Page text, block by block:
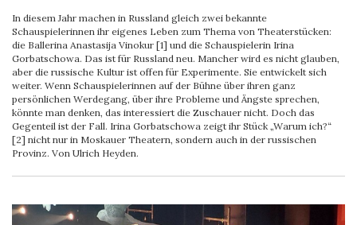
In diesem Jahr machen in Russland gleich zwei bekannte
Schauspielerinnen ihr eigenes Leben zum Thema von Theaterstücken:
die Ballerina Anastasija Vinokur [1] und die Schauspielerin Irina
Gorbatschowa. Das ist für Russland neu. Mancher wird es nicht glauben,
aber die russische Kultur ist offen für Experimente. Sie entwickelt sich
weiter. Wenn Schauspielerinnen auf der Bühne über ihren ganz
persönlichen Werdegang, über ihre Probleme und Ängste sprechen,
könnte man denken, das interessiert die Zuschauer nicht. Doch das
Gegenteil ist der Fall. Irina Gorbatschowa zeigt ihr Stück „Warum ich?“
[2] nicht nur in Moskauer Theatern, sondern auch in der russischen
Provinz. Von Ulrich Heyden.